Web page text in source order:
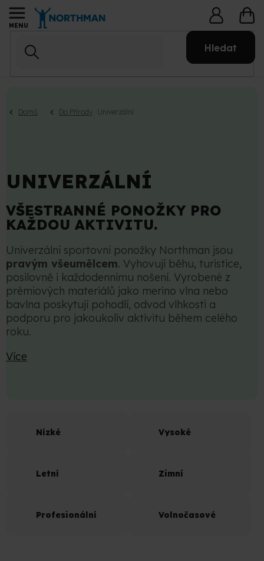
Přejít
na
Hledat
Domů Do Přírody Univerzální
UNIVERZÁLNÍ
VŠESTRANNÉ PONOŽKY PRO
KAŽDOU AKTIVITU.
Univerzální sportovní ponožky Northman jsou
pravým všeumělcem. Vyhovují běhu, turistice,
posilovně i každodennímu nošení. Vyrobené z
prémiových materiálů jako merino vlna nebo
bavlna poskytují pohodlí, odvod vlhkosti a
podporu pro jakoukoliv aktivitu během celého
roku.
Více
Nízké Vysoké
Letní Zimní
Profesionální Volnočasové